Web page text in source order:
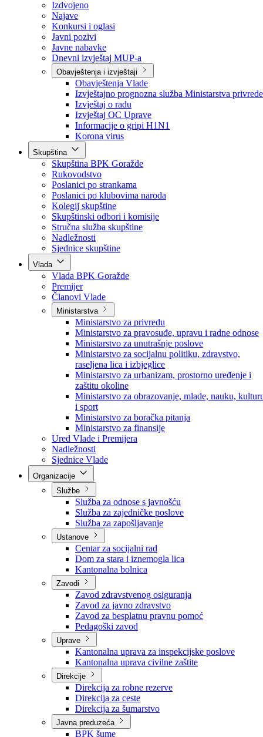
Aktuelno
Sve vijesti
Izdvojeno
Najave
Konkursi i oglasi
Javni pozivi
Javne nabavke
Dnevni izvještaj MUP-a
Obavještenja i izvještaji
Obavještenja Vlade
Izvještajno prognozna služba Ministarstva privrede
Izvještaj o radu
Izvještaj OC Uprave
Informacije o gripi H1N1
Korona virus
Skupština
Skupština BPK Goražde
Rukovodstvo
Poslanici po strankama
Poslanici po klubovima naroda
Kolegij skupštine
Skupštinski odbori i komisije
Stručna služba skupštine
Nadležnosti
Sjednice skupštine
Vlada
Vlada BPK Goražde
Premijer
Članovi Vlade
Ministarstva
Ministarstvo za privredu
Ministarstvo za pravosuđe, upravu i radne odnose
Ministarstvo za unutrašnje poslove
Ministarstvo za socijalnu politiku, zdravstvo,
raseljena lica i izbjeglice
Ministarstvo za urbanizam, prostorno uređenje i
zaštitu okoline
Ministarstvo za obrazovanje, mlade, nauku,
i sport
Ministarstvo za boračka pitanja
Ministarstvo za finansije
Ured Vlade i Premijera
Nadležnosti
Sjednice Vlade
Službe
Služba za odnose s javnošću
Služba za zajedničke poslove
Služba za zapošljavanje
Ustanove
Centar za socijalni rad
Dom za stara i iznemogla lica
Kantonalna bolnica
Zavodi
Zavod zdravstvenog osiguranja
Zavod za javno zdravstvo
Zavod za besplatnu pravnu pomoć
Pedagoški zavod
Uprave
Kantonalna uprava za inspekcijske poslove
Kantonalna uprava civilne zaštite
Direkcije
Direkcija za robne rezerve
Direkcija za ceste